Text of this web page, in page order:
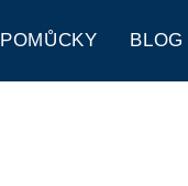
POMŮCKY BLOG